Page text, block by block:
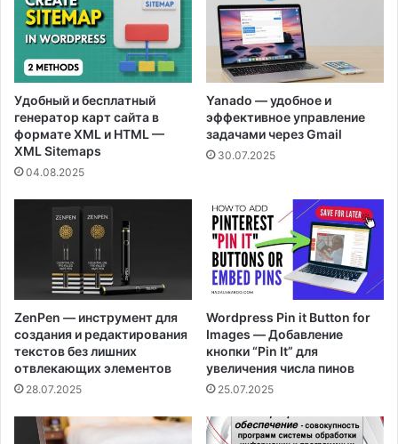
Удобный и бесплатный
генератор карт сайта в
формате XML и HTML —
XML Sitemaps
04.08.2025
Yanado — удобное и
эффективное управление
задачами через Gmail
30.07.2025
ZenPen — инструмент для
создания и редактирования
текстов без лишних
отвлекающих элементов
28.07.2025
Wordpress Pin it Button for
Images — Добавление
кнопки “Pin It” для
увеличения числа пинов
25.07.2025